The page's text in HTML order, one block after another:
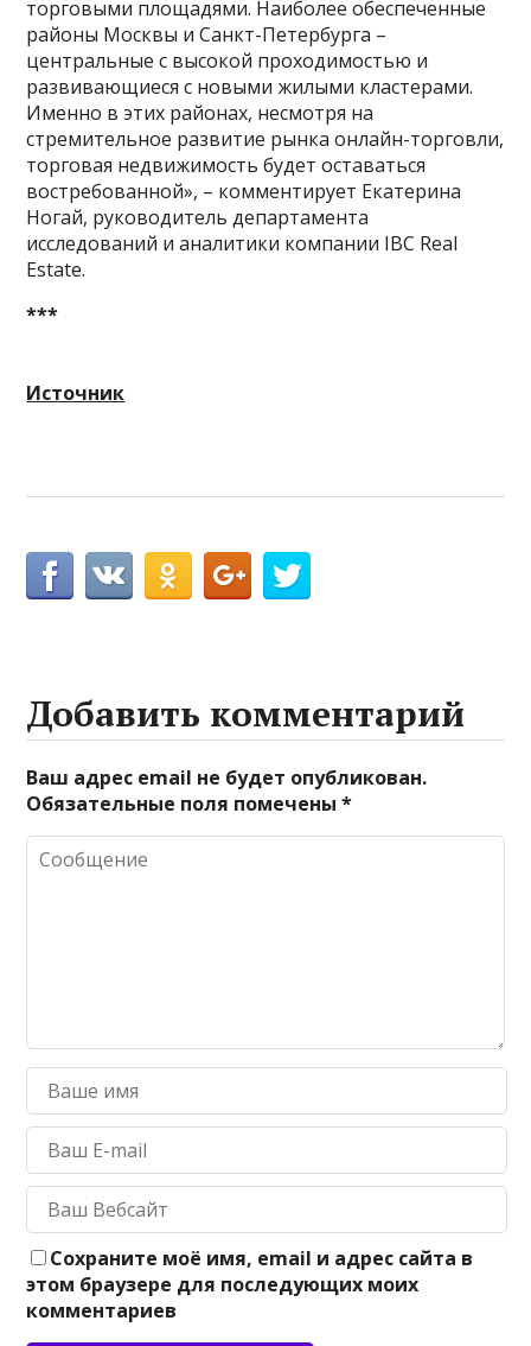
торговыми площадями. Наиболее обеспеченные
районы Москвы и Санкт-Петербурга –
центральные с высокой проходимостью и
развивающиеся с новыми жилыми кластерами.
Именно в этих районах, несмотря на
стремительное развитие рынка онлайн-торговли,
торговая недвижимость будет оставаться
востребованной», – комментирует Екатерина
Ногай, руководитель департамента
исследований и аналитики компании IBC Real
Estate.
***
Источник
Добавить комментарий
Ваш адрес email не будет опубликован.
Обязательные поля помечены*
Сохраните моё имя, email и адрес сайта в
этом браузере для последующих моих
комментариев